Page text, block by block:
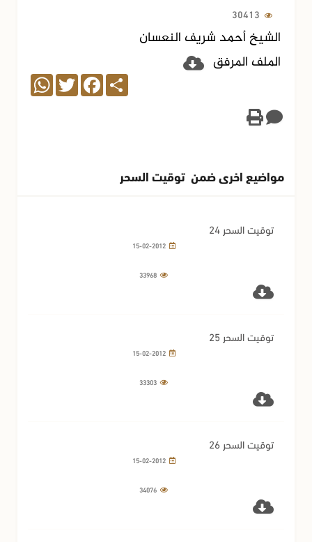
30413
الشيخ أحمد شريف النعسان
الملف المرفق
Share
Facebook
Twitter
WhatsApp
مواضيع اخرى ضمن توقيت السحر
توقيت السحر 24
15-02-2012
توقيت السحر 25
15-02-2012
توقيت السحر 26
15-02-2012